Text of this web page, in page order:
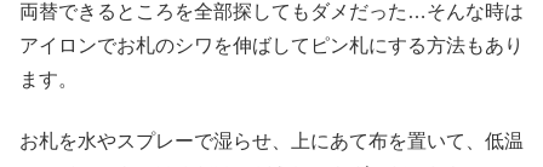
両替できるところを全部探してもダメだった…そんな時は
アイロンでお札のシワを伸ばしてピン札にする方法もあり
ます。
お札を水やスプレーで湿らせ、上にあて布を置いて、低温